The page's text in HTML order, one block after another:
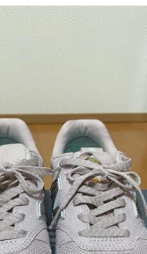
SOLD OUT